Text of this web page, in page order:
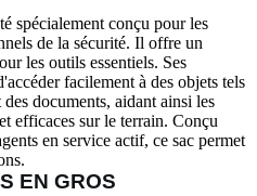
spécialement conçu pour les
de la sécurité. Il offre un
les outils essentiels. Ses
facilement à des objets tels
documents, aidant ainsi les
efficaces sur le terrain. Conçu
en service actif, ce sac permet
EN GROS